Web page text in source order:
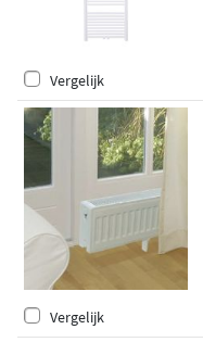
Vergelijk
Vergelijk